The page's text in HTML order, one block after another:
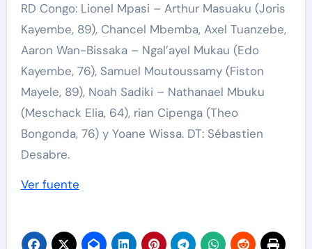
RD Congo: Lionel Mpasi – Arthur Masuaku (Joris
Kayembe, 89), Chancel Mbemba, Axel Tuanzebe,
Aaron Wan-Bissaka – Ngal’ayel Mukau (Edo
Kayembe, 76), Samuel Moutoussamy (Fiston
Mayele, 89), Noah Sadiki – Nathanael Mbuku
(Meschack Elia, 64), rian Cipenga (Theo
Bongonda, 76) y Yoane Wissa. DT: Sébastien
Desabre.
Ver fuente